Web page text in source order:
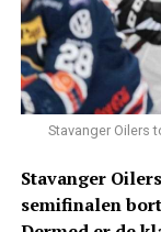
Stavanger Oilers
Stavanger
semifinalen